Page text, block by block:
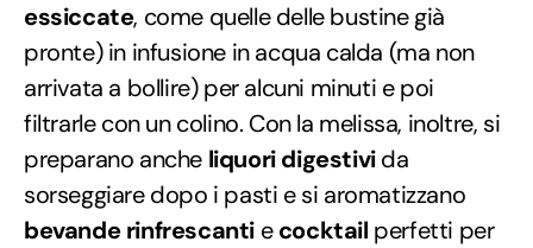
essiccate, come quelle delle bustine già
pronte) in infusione in acqua calda (ma non
arrivata a bollire) per alcuni minuti e poi
filtrarle con un colino. Con la melissa, inoltre, si
preparano anche liquori digestivida
sorseggiare dopo i pasti e si aromatizzano
bevande rinfrescanti ecocktail perfetti per